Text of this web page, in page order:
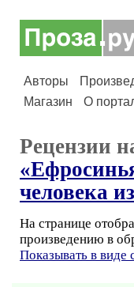
Авторы
Магазин
О
Рецензии
человека
На странице
произведению в
Показывать в виде